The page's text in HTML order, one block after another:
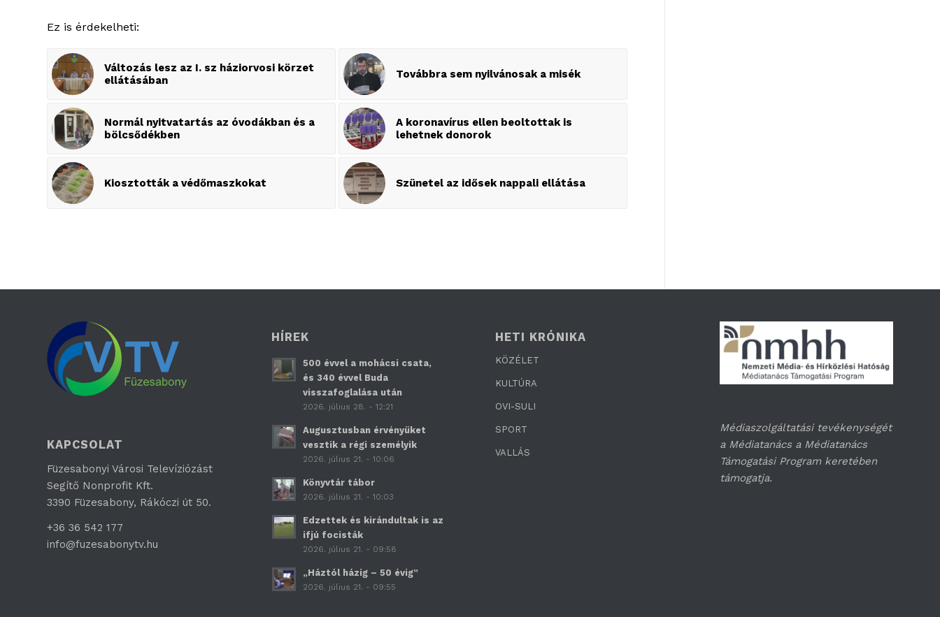
Ez is érdekelheti:
Változás lesz az I. sz háziorvosi körzet
ellátásában
Továbbra sem nyilvánosak a misék
Normál nyitvatartás az óvodákban és a
bölcsődékben
A koronavírus ellen beoltottak is
lehetnek donorok
Kiosztották a védőmaszkokat Szünetel az idősek nappali ellátása
KAPCSOLAT
Füzesabonyi Városi Televíziózást
Segítő Nonprofit Kft.
3390 Füzesabony, Rákóczi út 50.
+36 36 542 177
info@fuzesabonytv.hu
HÍREK
500 évvel a mohácsi csata,
és 340 évvel Buda
visszafoglalása után
2026. július 28. - 12:21
Augusztusban érvényüket
vesztik a régi személyik
2026. július 21. - 10:06
Könyvtár tábor
2026. július 21. - 10:03
Edzettek és kirándultak is az
ifjú focisták
2026. július 21. - 09:58
„Háztól házig – 50 évig”
2026. július 21. - 09:55
HETI KRÓNIKA
KÖZÉLET
KULTÚRA
OVI-SULI
SPORT
VALLÁS
Médiaszolgáltatási tevékenységét
a Médiatanács a Médiatanács
Támogatási Program keretében
támogatja.